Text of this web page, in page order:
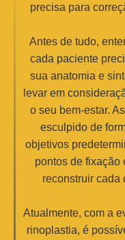
precisa para
Antes de tudo,
cada paciente
sua anatomia e
levar em
o seu bem-estar.
esculpido de
objetivos
pontos de fixação
reconstruir cada
Atualmente, com a
rinoplastia, é